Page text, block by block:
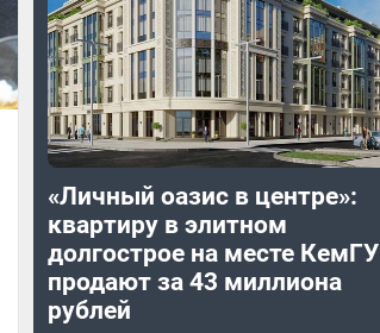
«Личный оазис в центре»:
квартиру в элитном
долгострое на месте КемГУ
продают за 43 миллиона
рублей